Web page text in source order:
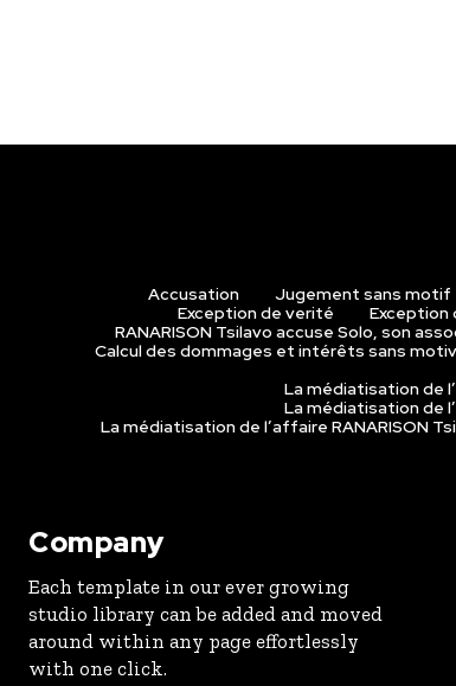
Accusation Jugement sans motif
Exception de verité
Exception
RANARISON Tsilavo accuse Solo, son
Calcul des dommages et intérêts sans
La médiatisation de
La médiatisation de
La médiatisation de l’affaire RANARISON
Company
Each template in our ever growing
studio library can be added and moved
around within any page effortlessly
with one click.